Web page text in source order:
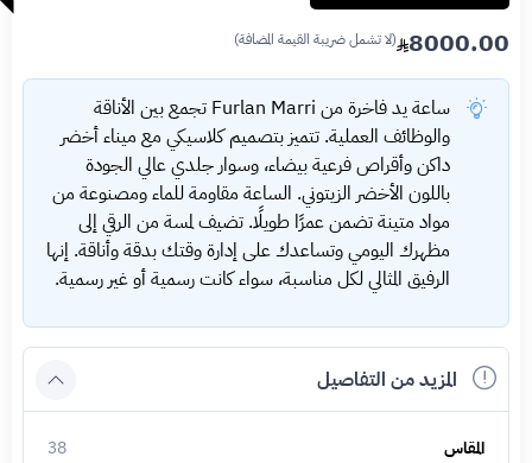
8000.00 (لا تشمل ضريبة القيمة المضافة)
ساعة يد فاخرة من Furlan Marri تجمع بين الأناقة
والوظائف العملية. تتميز بتصميم كلاسيكي مع ميناء أخضر
داكن وأقراص فرعية بيضاء، وسوار جلدي عالي الجودة
باللون الأخضر الزيتوني. الساعة مقاومة للماء ومصنوعة من
مواد متينة تضمن عمرًا طويلًا. تضيف لمسة من الرقي إلى
مظهرك اليومي وتساعدك على إدارة وقتك بدقة وأناقة. إنها
الرفيق المثالي لكل مناسبة، سواء كانت رسمية أو غير رسمية.
المزيد من التفاصيل
المقاس
38